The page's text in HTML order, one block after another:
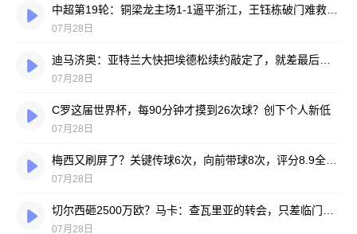
07月28日
07月28日
C罗这届世界杯，每90分钟才摸到26次球？创下个人新低
07月28日
07月28日
07月28日